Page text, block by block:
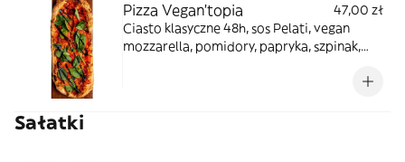
Pizza Vegan'topia
47,00 zł
Ciasto klasyczne 48h, sos Pelati, vegan
mozzarella, pomidory, papryka, szpinak,
Sałatki